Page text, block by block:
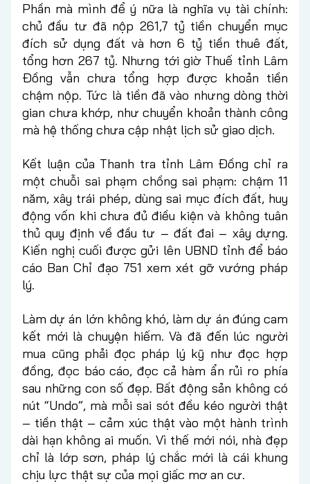
Phần mà mình để ý nữa là nghĩa vụ tài chính:
chủ đầu tư đã nộp 261,7 tỷ tiền chuyển mục
đích sử dụng đất và hơn 6 tỷ tiền thuê đất,
tổng hơn 267 tỷ. Nhưng tới giờ Thuế tỉnh Lâm
Đồng vẫn chưa tổng hợp được khoản tiền
chậm nộp. Tức là tiền đã vào nhưng dòng thời
gian chưa khớp, như chuyển khoản thành công
mà hệ thống chưa cập nhật lịch sử giao dịch.
Kết luận của Thanh tra tỉnh Lâm Đồng chỉ ra
một chuỗi sai phạm chồng sai phạm: chậm 11
năm, xây trái phép, dùng sai mục đích đất, huy
động vốn khi chưa đủ điều kiện và không tuân
thủ quy định về đầu tư – đất đai – xây dựng.
Kiến nghị cuối được gửi lên UBND tỉnh để báo
cáo Ban Chỉ đạo 751 xem xét gỡ vướng pháp
lý.
Làm dự án lớn không khó, làm dự án đúng cam
kết mới là chuyện hiếm. Và đã đến lúc người
mua cũng phải đọc pháp lý kỹ như đọc hợp
đồng, đọc báo cáo, đọc cả hàm ẩn rủi ro phía
sau những con số đẹp. Bất động sản không có
nút “Undo”, mà mỗi sai sót đều kéo người thật
– tiền thật – cảm xúc thật vào một hành trình
dài hạn không ai muốn. Vì thế mới nói, nhà đẹp
chỉ là lớp sơn, pháp lý chắc mới là cái khung
chịu lực thật sự của mọi giấc mơ an cư.